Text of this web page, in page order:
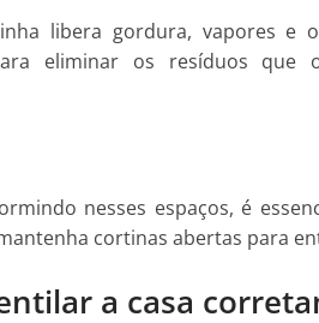
libera gordura, vapores e
eliminar os resíduos que
nesses espaços, é
cortinas abertas para
a casa